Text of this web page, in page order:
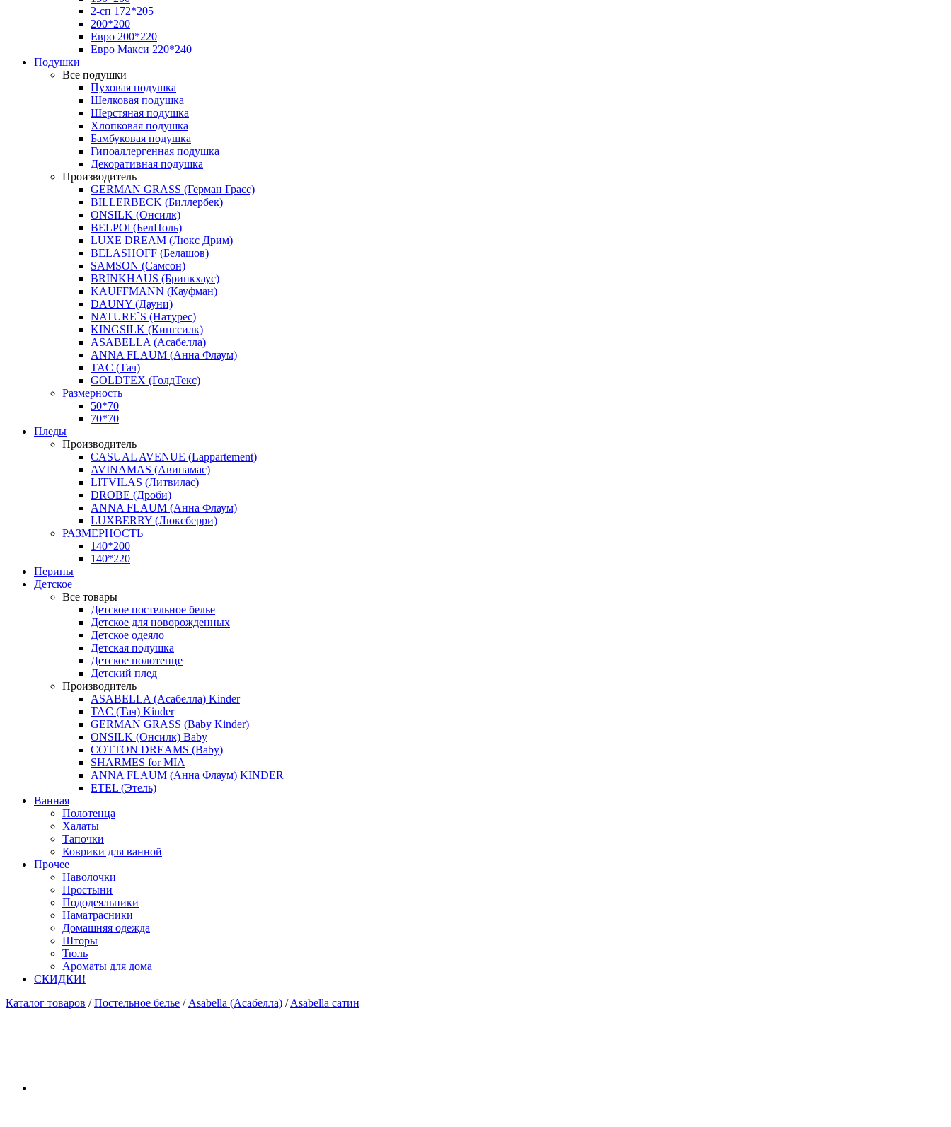
2-сп 172*205
200*200
Евро 200*220
Евро Макси 220*240
Подушки
Все подушки
Пуховая подушка
Шелковая подушка
Шерстяная подушка
Хлопковая подушка
Бамбуковая подушка
Гипоаллергенная подушка
Декоративная подушка
Производитель
GERMAN GRASS (Герман Грасс)
BILLERBECK (Биллербек)
ONSILK (Онсилк)
BELPOl (БелПоль)
LUXE DREAM (Люкс Дрим)
BELASHOFF (Белашов)
SAMSON (Самсон)
BRINKHAUS (Бринкхаус)
KAUFFMANN (Кауфман)
DAUNY (Дауни)
NATURE`S (Натурес)
KINGSILK (Кингсилк)
ASABELLA (Асабелла)
ANNA FLAUM (Анна Флаум)
TAC (Тач)
GOLDTEX (ГолдТекс)
Размерность
50*70
70*70
Пледы
Производитель
CASUAL AVENUE (Lappartement)
AVINAMAS (Авинамас)
LITVILAS (Литвилас)
DROBE (Дроби)
ANNA FLAUM (Анна Флаум)
LUXBERRY (Люксберри)
РАЗМЕРНОСТЬ
140*200
140*220
Перины
Детское
Все товары
Детское постельное белье
Детское для новорожденных
Детское одеяло
Детская подушка
Детское полотенце
Детский плед
Производитель
ASABELLA (Асабелла) Kinder
TAC (Тач) Kinder
GERMAN GRASS (Baby Kinder)
ONSILK (Онсилк) Baby
COTTON DREAMS (Baby)
SHARMES for MIA
ANNA FLAUM (Анна Флаум) KINDER
ETEL (Этель)
Ванная
Полотенца
Халаты
Тапочки
Коврики для ванной
Прочее
Наволочки
Простыни
Пододеяльники
Наматрасники
Домашняя одежда
Шторы
Тюль
Ароматы для дома
СКИДКИ!
Каталог товаров / Постельное белье / Asabella (Асабелла) / Asabella сатин